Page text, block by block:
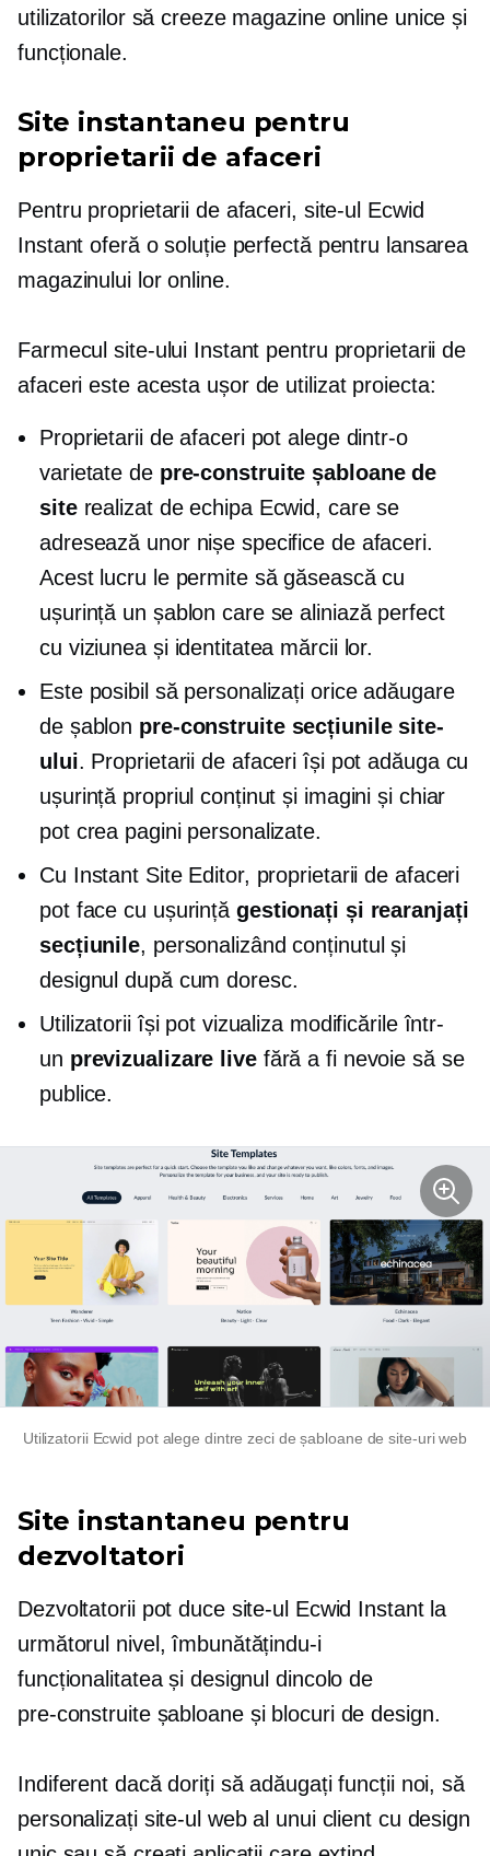
utilizatorilor să creeze magazine online unice și
funcționale.
Site instantaneu pentru
proprietarii de afaceri
Pentru proprietarii de afaceri, site-ul Ecwid
Instant oferă o soluție perfectă pentru lansarea
magazinului lor online.
Farmecul site-ului Instant pentru proprietarii de
afaceri este acesta ușor de utilizatproiecta:
Proprietarii de afaceri pot alege dintr-o
varietate de pre-construite șabloane de
siterealizat de echipa Ecwid, care se
adresează unor nișe specifice de afaceri.
Acest lucru le permite să găsească cu
ușurință un șablon care se aliniază perfect
cu viziunea și identitatea mărcii lor.
Este posibil să personalizați orice adăugare
de șablon pre-construitesecțiunile site-
ului. Proprietarii de afaceri își pot adăuga cu
ușurință propriul conținut și imagini și chiar
pot crea pagini personalizate.
Cu Instant Site Editor, proprietarii de afaceri
pot face cu ușurință gestionați și rearanjați
secțiunile, personalizând conținutul și
designul după cum doresc.
Utilizatorii își pot vizualiza modificările într-
un previzualizare livefără a fi nevoie să se
publice.
Utilizatorii Ecwid pot alege dintre zeci de șabloane de site-uri web
Site instantaneu pentru
dezvoltatori
Dezvoltatorii pot duce site-ul Ecwid Instant la
următorul nivel, îmbunătățindu-i
funcționalitatea și designul dincolo de
pre-construiteșabloane și blocuri de design.
Indiferent dacă doriți să adăugați funcții noi, să
personalizați site-ul web al unui client cu design